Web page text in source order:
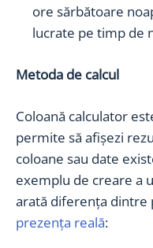
ore sărbătoare
lucrate pe timp de
Metoda de calcul
Coloană calculator
permite să afișezi
coloane sau date
exemplu de creare a
arată diferența dintre
prezența reală: